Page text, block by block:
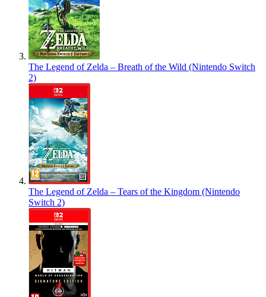
The Legend of Zelda – Breath of the Wild (Nintendo Switch
2)
The Legend of Zelda – Tears of the Kingdom (Nintendo
Switch 2)